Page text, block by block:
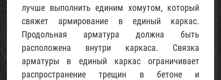
лучше выполнить единим хомутом, который
свяжет армирование в единый каркас.
Продольная арматура должна быть
расположена внутри каркаса. Связка
арматуры в единый каркас ограничивает
распространение трещин в бетоне и